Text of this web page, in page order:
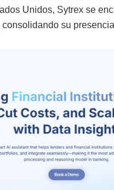
Unidos, Sytrex se
su